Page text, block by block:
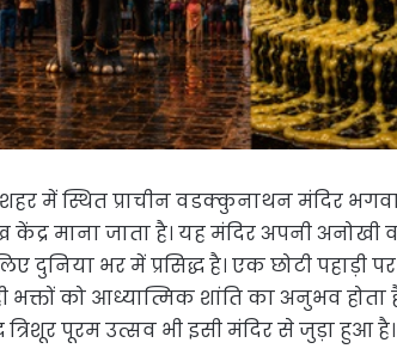
में स्थित प्राचीन वडक्कुनाथन मंदिर
केंद्र माना जाता है। यह मंदिर अपनी
दुनिया भर में प्रसिद्ध है। एक छोटी पहाड़ी
को आध्यात्मिक शांति का अनुभव होता
त्रिशूर पूरम उत्सव भी इसी मंदिर से जुड़ा हुआ है।